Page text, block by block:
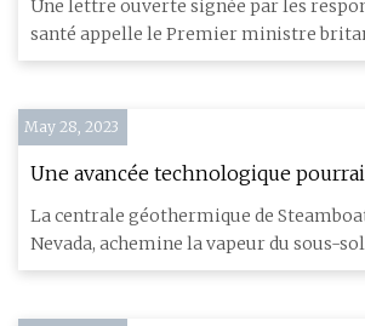
lettre ouverte au Premier ministre
Une lettre ouverte signée par les
santé appelle le Premier ministre
Sunak à retirer
May 28, 2023
Une avancée technologique
l’utilisation de l’énergie
La centrale géothermique de
Nevada, achemine la vapeur du sous-
l'électric